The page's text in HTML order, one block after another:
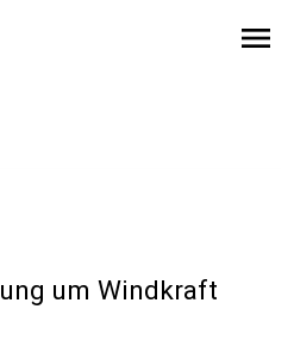
menu
um Windkraft